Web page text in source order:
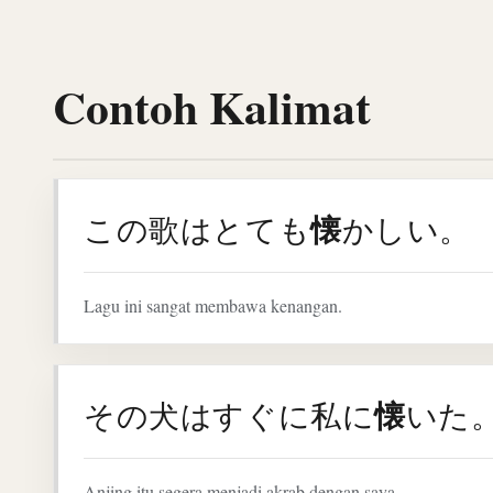
Contoh Kalimat
この歌はとても懐かしい。
Lagu ini sangat membawa kenangan.
その犬はすぐに私に懐いた